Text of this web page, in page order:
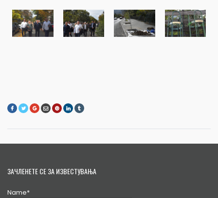
ЗАЧЛЕНЕТЕ СЕ ЗА ИЗВЕСТУВАЊА
Name*